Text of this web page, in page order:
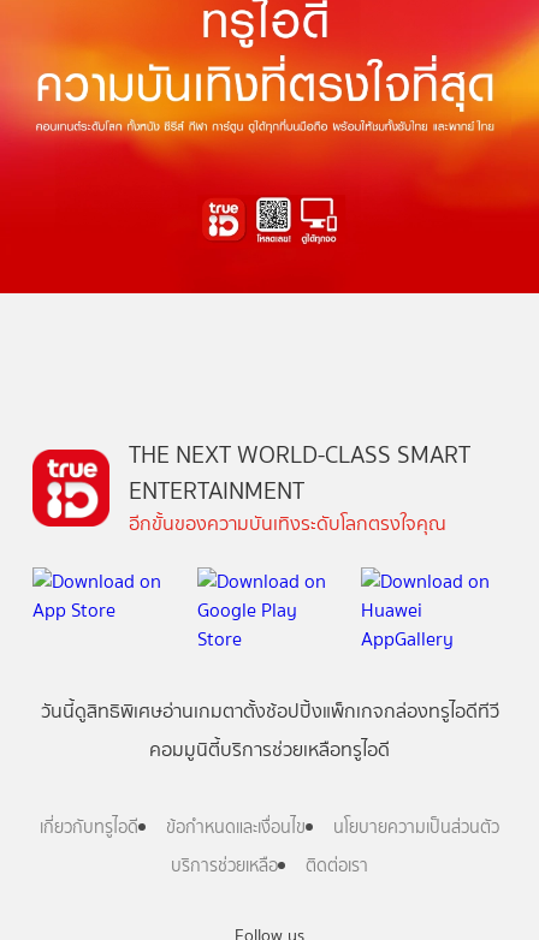
THE NEXT WORLD-CLASS SMART
ENTERTAINMENT
อีกขั้นของความบันเทิงระดับโลกตรงใจคุณ
วันนี้ดูสิทธิพิเศษอ่านเกมตาตั้งช้อปปิ้งแพ็กเกจกล่องทรูไอดีทีวี
คอมมูนิตี้บริการช่วยเหลือทรูไอดี
เกี่ยวกับทรูไอดี ข้อกำหนดและเงื่อนไข
นโยบายความเป็นส่วนตัว
บริการช่วยเหลือ
ติดต่อเรา